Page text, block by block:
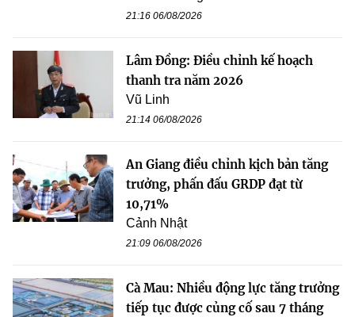
21:16 06/08/2026
Lâm Đồng: Điều chỉnh kế hoạch
thanh tra năm 2026
Vũ Linh
21:14 06/08/2026
An Giang điều chỉnh kịch bản tăng
trưởng, phấn đấu GRDP đạt từ
10,71%
Cảnh Nhật
21:09 06/08/2026
Cà Mau: Nhiều động lực tăng trưởng
tiếp tục được củng cố sau 7 tháng